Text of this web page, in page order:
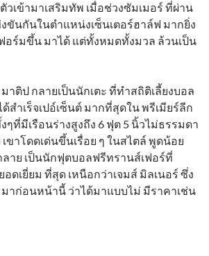
วเข้ามาเสริมทัพ เมื่อช่วงซัมเมอร์ ที่ผ่าน
ขันกันในตำแหน่งเซ็นเตอร์ฮาล์ฟ มากยิ่ง
อร์มขึ้น มาได้ แต่ทั้งหมดทั้งมวล ล้วนเป็น
าติป กลายเป็นนักเตะ ที่ทำสถิติเลี้ยงบอล
สำเร็จเปอ์เซ็นต์ มากที่สุดใน พรีเมียร์ลีก
งๆที่มีเรือนร่างสูงถึง 6 ฟุต 5 นิ้วไม่ธรรมดา
เขาโดดเด่นขึ้นเรื่อย ๆ ในสไตล์ พูดน้อย
าย เป็นนักฟุตบอลฟรีทรานส์เฟอร์ที่
ดเยี่ยม ที่สุด เหนือกว่าเจมส์ มิลเนอร์ ซึ่ง
มาก่อนหน้านี้ ว่าได้มาแบบไม่ มีราคาเช่น